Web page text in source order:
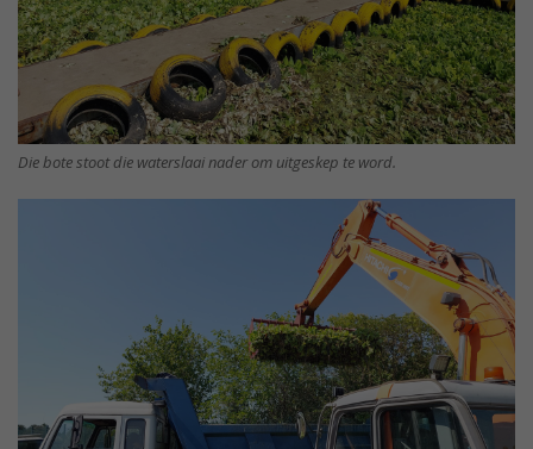
Die bote stoot die waterslaai nader om uitgeskep te word.